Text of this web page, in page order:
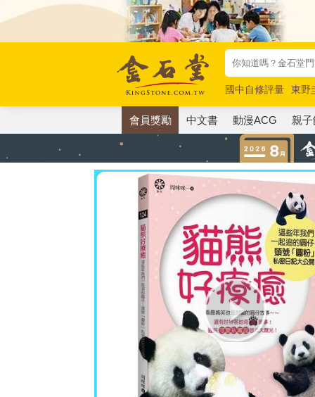
國中自修評量
東野
唯紅花綻放
奧德賽
會員獎勵 中文書 動漫ACG 親